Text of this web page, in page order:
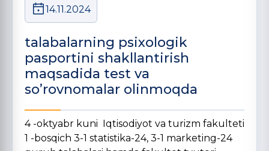
14.11.2024
talabalarning psixologik
pasportini shakllantirish
maqsadida test va
so’rovnomalar olinmoqda
4 -oktyabr kuni Iqtisodiyot va turizm fakulteti
1 -bosqich 3-1 statistika-24, 3-1 marketing-24